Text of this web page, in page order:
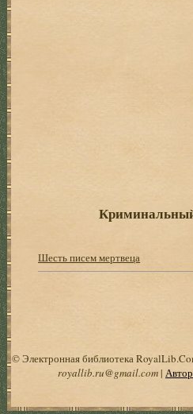
Шесть писем мертвеца
© Электронная библиотека
royallib.ru@gmail.com|